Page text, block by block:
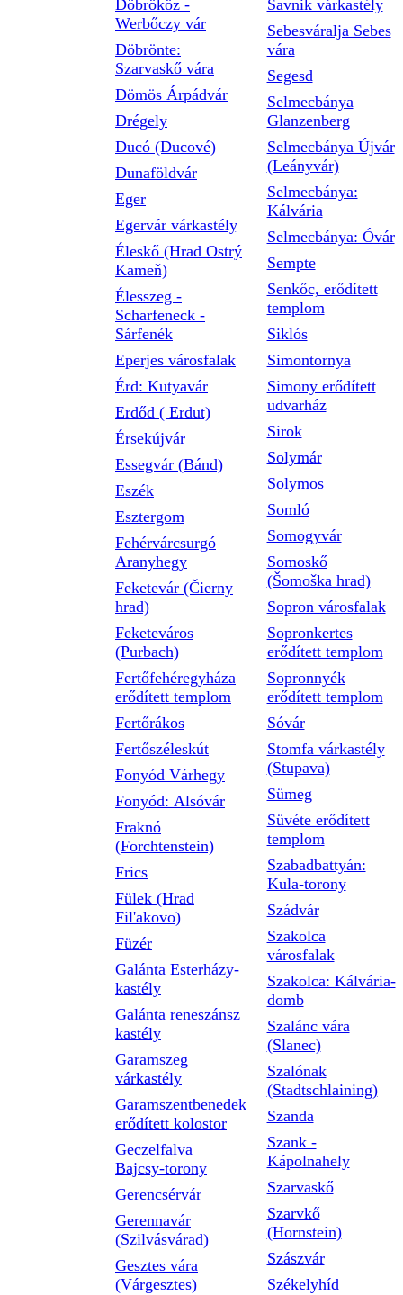
Döbrököz -
Werbőczy vár
Döbrönte:
Szarvaskő vára
Dömös Árpádvár
Drégely
Ducó (Ducové)
Dunaföldvár
Eger
Egervár várkastély
Éleskő (Hrad Ostrý
Kameň)
Élesszeg -
Scharfeneck -
Sárfenék
Eperjes városfalak
Érd: Kutyavár
Erdőd ( Erdut)
Érsekújvár
Essegvár (Bánd)
Eszék
Esztergom
Fehérvárcsurgó
Aranyhegy
Feketevár (Čierny
hrad)
Feketeváros
(Purbach)
Fertőfehéregyháza
erődített templom
Fertőrákos
Fertőszéleskút
Fonyód Várhegy
Fonyód: Alsóvár
Fraknó
(Forchtenstein)
Frics
Fülek (Hrad
Fil'akovo)
Füzér
Galánta Esterházy-
kastély
Galánta reneszánsz
kastély
Garamszeg
várkastély
Garamszentbenedek
erődített kolostor
Geczelfalva
Bajcsy-torony
Gerencsérvár
Gerennavár
(Szilvásvárad)
Gesztes vára
(Várgesztes)
Savnik várkastély
Sebesváralja Sebes
vára
Segesd
Selmecbánya
Glanzenberg
Selmecbánya Újvár
(Leányvár)
Selmecbánya:
Kálvária
Selmecbánya: Óvár
Sempte
Senkőc, erődített
templom
Siklós
Simontornya
Simony erődített
udvarház
Sirok
Solymár
Solymos
Somló
Somogyvár
Somoskő
(Šomoška hrad)
Sopron városfalak
Sopronkertes
erődített templom
Sopronnyék
erődített templom
Sóvár
Stomfa várkastély
(Stupava)
Sümeg
Süvéte erődített
templom
Szabadbattyán:
Kula-torony
Szádvár
Szakolca
városfalak
Szakolca: Kálvária-
domb
Szalánc vára
(Slanec)
Szalónak
(Stadtschlaining)
Szanda
Szank -
Kápolnahely
Szarvaskő
Szarvkő
(Hornstein)
Szászvár
Székelyhíd